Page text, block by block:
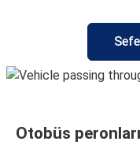
Malatya
Sivas
İzmir
Otobüs